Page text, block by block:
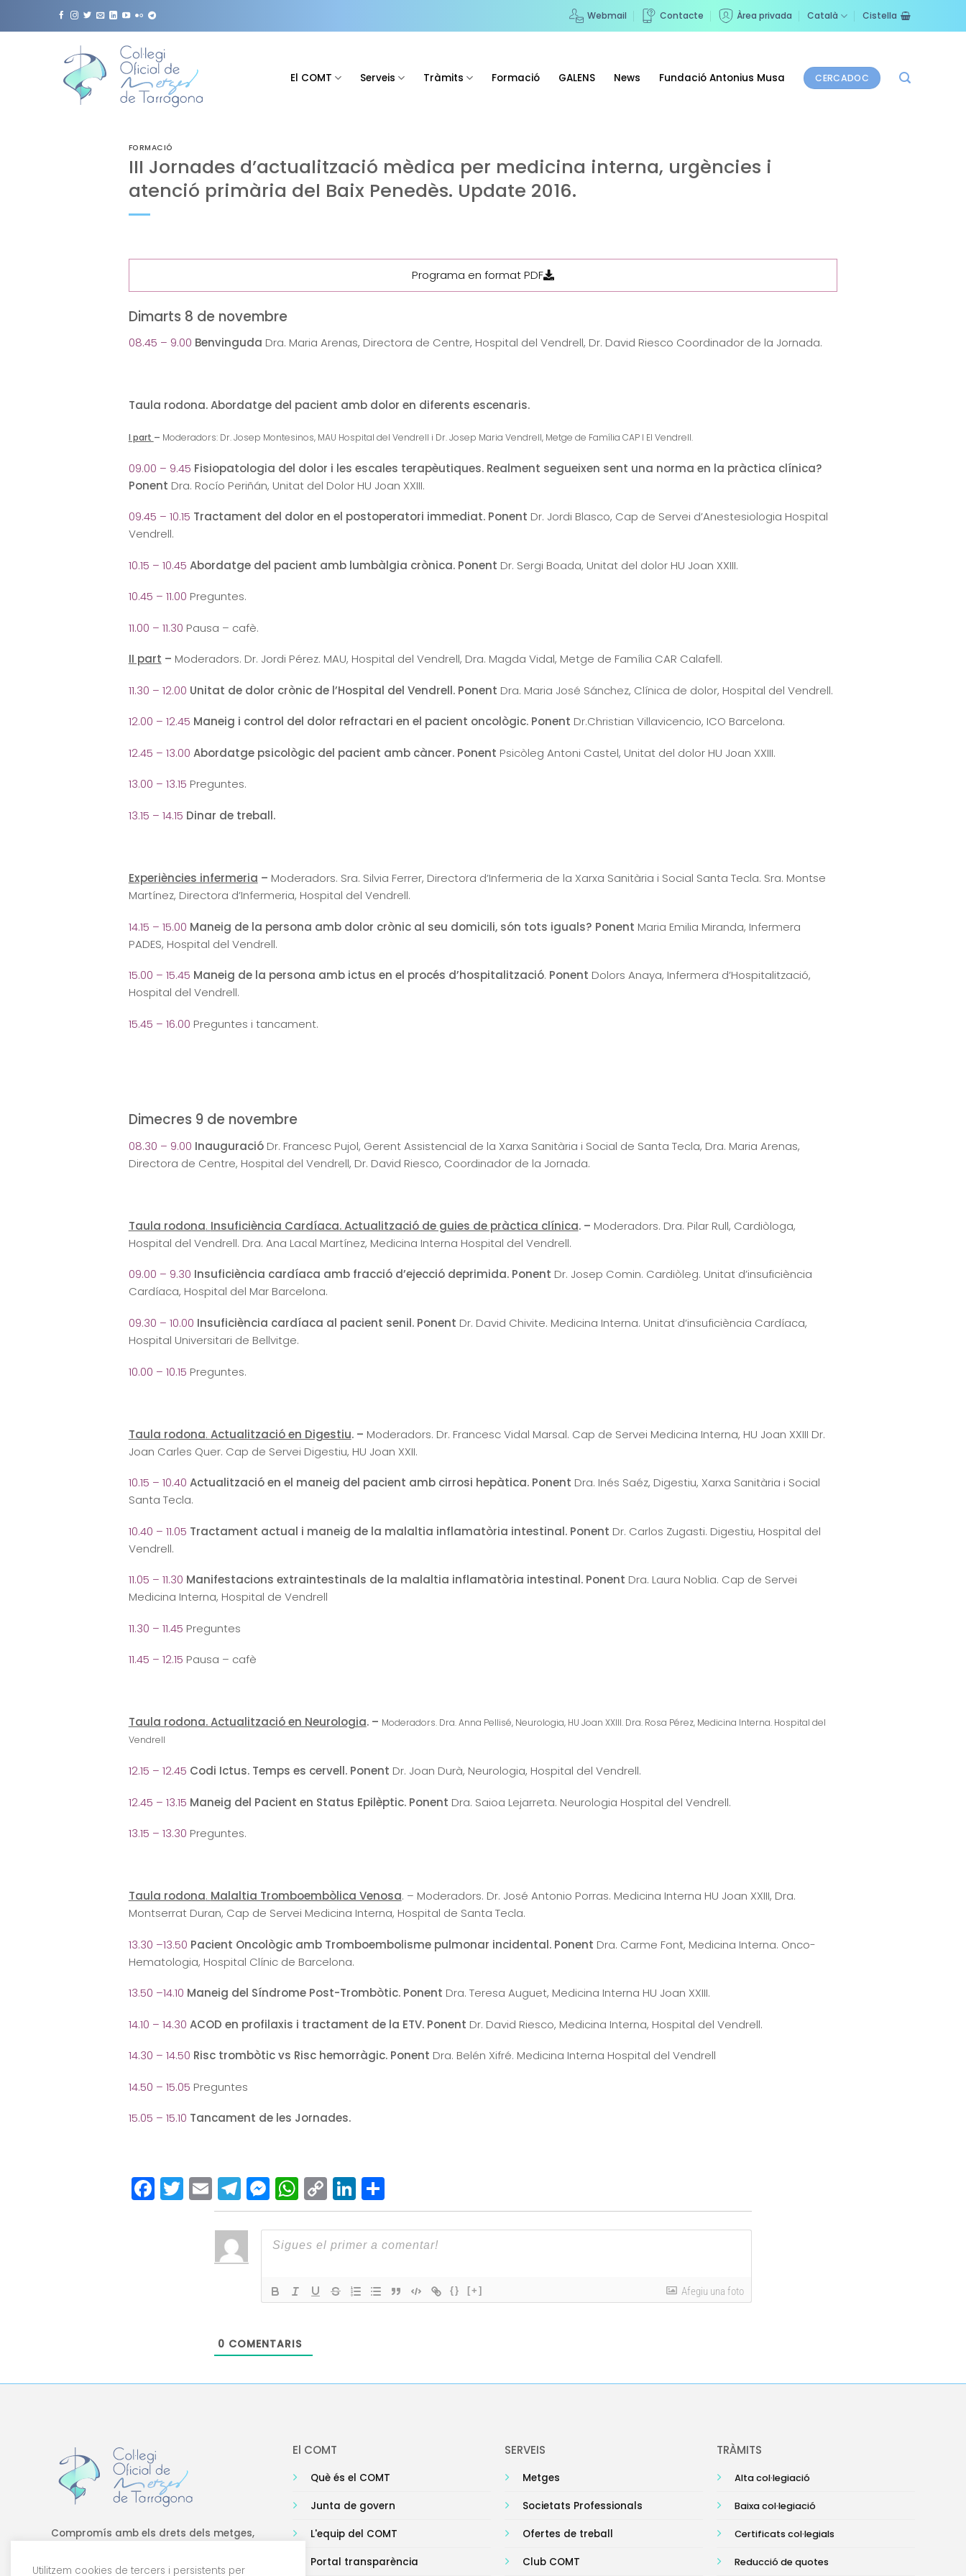
Webmail Contacte Àrea privada Català Cistella
El COMT Serveis Tràmits Formació GALENS News Fundació Antonius Musa CERCADOC
FORMACIÓ
III Jornades d’actualització mèdica per medicina interna, urgències i
atenció primària del Baix Penedès. Update 2016.
Programa en format PDF
Dimarts 8 de novembre
08.45 – 9.00 Benvinguda Dra. Maria Arenas, Directora de Centre, Hospital del Vendrell, Dr. David Riesco Coordinador de la Jornada.
Taula rodona. Abordatge del pacient amb dolor en diferents escenaris.
I part – Moderadors: Dr. Josep Montesinos, MAU Hospital del Vendrell i Dr. Josep Maria Vendrell, Metge de Família CAP I El Vendrell.
09.00 – 9.45 Fisiopatologia del dolor i les escales terapèutiques. Realment segueixen sent una norma en la pràctica clínica?
Ponent Dra. Rocío Periñán, Unitat del Dolor HU Joan XXIII.
09.45 – 10.15 Tractament del dolor en el postoperatori immediat. Ponent Dr. Jordi Blasco, Cap de Servei d’Anestesiologia Hospital
Vendrell.
10.15 – 10.45 Abordatge del pacient amb lumbàlgia crònica. Ponent Dr. Sergi Boada, Unitat del dolor HU Joan XXIII.
10.45 – 11.00 Preguntes.
11.00 – 11.30 Pausa – cafè.
II part – Moderadors. Dr. Jordi Pérez. MAU, Hospital del Vendrell, Dra. Magda Vidal, Metge de Família CAR Calafell.
11.30 – 12.00 Unitat de dolor crònic de l’Hospital del Vendrell. Ponent Dra. Maria José Sánchez, Clínica de dolor, Hospital del Vendrell.
12.00 – 12.45 Maneig i control del dolor refractari en el pacient oncològic. Ponent Dr.Christian Villavicencio, ICO Barcelona.
12.45 – 13.00 Abordatge psicològic del pacient amb càncer. Ponent Psicòleg Antoni Castel, Unitat del dolor HU Joan XXIII.
13.00 – 13.15 Preguntes.
13.15 – 14.15 Dinar de treball.
Experiències infermeria – Moderadors. Sra. Silvia Ferrer, Directora d’Infermeria de la Xarxa Sanitària i Social Santa Tecla. Sra. Montse
Martínez, Directora d’Infermeria, Hospital del Vendrell.
14.15 – 15.00 Maneig de la persona amb dolor crònic al seu domicili, són tots iguals? Ponent Maria Emilia Miranda, Infermera
PADES, Hospital del Vendrell.
15.00 – 15.45 Maneig de la persona amb ictus en el procés d’hospitalització. Ponent Dolors Anaya, Infermera d’Hospitalització,
Hospital del Vendrell.
15.45 – 16.00 Preguntes i tancament.
Dimecres 9 de novembre
08.30 – 9.00 Inauguració Dr. Francesc Pujol, Gerent Assistencial de la Xarxa Sanitària i Social de Santa Tecla, Dra. Maria Arenas,
Directora de Centre, Hospital del Vendrell, Dr. David Riesco, Coordinador de la Jornada.
Taula rodona. Insuficiència Cardíaca. Actualització de guies de pràctica clínica. – Moderadors. Dra. Pilar Rull, Cardiòloga,
Hospital del Vendrell. Dra. Ana Lacal Martínez, Medicina Interna Hospital del Vendrell.
09.00 – 9.30 Insuficiència cardíaca amb fracció d’ejecció deprimida. Ponent Dr. Josep Comin. Cardiòleg. Unitat d’insuficiència
Cardíaca, Hospital del Mar Barcelona.
09.30 – 10.00 Insuficiència cardíaca al pacient senil. Ponent Dr. David Chivite. Medicina Interna. Unitat d’insuficiència Cardíaca,
Hospital Universitari de Bellvitge.
10.00 – 10.15 Preguntes.
Taula rodona. Actualització en Digestiu. – Moderadors. Dr. Francesc Vidal Marsal. Cap de Servei Medicina Interna, HU Joan XXIII Dr.
Joan Carles Quer. Cap de Servei Digestiu, HU Joan XXII.
10.15 – 10.40 Actualització en el maneig del pacient amb cirrosi hepàtica. Ponent Dra. Inés Saéz, Digestiu, Xarxa Sanitària i Social
Santa Tecla.
10.40 – 11.05 Tractament actual i maneig de la malaltia inflamatòria intestinal. Ponent Dr. Carlos Zugasti. Digestiu, Hospital del
Vendrell.
11.05 – 11.30 Manifestacions extraintestinals de la malaltia inflamatòria intestinal. Ponent Dra. Laura Noblia. Cap de Servei
Medicina Interna, Hospital de Vendrell
11.30 – 11.45 Preguntes
11.45 – 12.15 Pausa – cafè
Taula rodona. Actualització en Neurologia. – Moderadors. Dra. Anna Pellisé, Neurologia, HU Joan XXIII. Dra. Rosa Pérez, Medicina Interna. Hospital del
Vendrell
12.15 – 12.45 Codi Ictus. Temps es cervell. Ponent Dr. Joan Durà, Neurologia, Hospital del Vendrell.
12.45 – 13.15 Maneig del Pacient en Status Epilèptic. Ponent Dra. Saioa Lejarreta. Neurologia Hospital del Vendrell.
13.15 – 13.30 Preguntes.
Taula rodona. Malaltia Tromboembòlica Venosa. – Moderadors. Dr. José Antonio Porras. Medicina Interna HU Joan XXIII, Dra.
Montserrat Duran, Cap de Servei Medicina Interna, Hospital de Santa Tecla.
13.30 –13.50 Pacient Oncològic amb Tromboembolisme pulmonar incidental. Ponent Dra. Carme Font, Medicina Interna. Onco-
Hematologia, Hospital Clínic de Barcelona.
13.50 –14.10 Maneig del Síndrome Post-Trombòtic. Ponent Dra. Teresa Auguet, Medicina Interna HU Joan XXIII.
14.10 – 14.30 ACOD en profilaxis i tractament de la ETV. Ponent Dr. David Riesco, Medicina Interna, Hospital del Vendrell.
14.30 – 14.50 Risc trombòtic vs Risc hemorràgic. Ponent Dra. Belén Xifré. Medicina Interna Hospital del Vendrell
14.50 – 15.05 Preguntes
15.05 – 15.10 Tancament de les Jornades.
Facebook
Twitter
EmailTelegram
Messenger
WhatsApp
Copy
Link
LinkedIn
Comparteix
{} [+] Afegiu una foto
0 COMENTARIS
Compromís amb els drets dels metges,
tecnologia.
El COMT
Què és el COMT
Junta de govern
L'equip del COMT
Portal transparència
SERVEIS
Metges
Societats Professionals
Ofertes de treball
Club COMT
TRÀMITS
Alta col·legiació
Baixa col·legiació
Certificats col·legials
Reducció de quotes
Utilitzem cookies de tercers i persistents per